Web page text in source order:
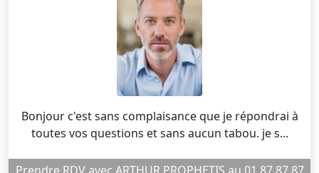
Bonjour c'est sans complaisance que je répondrai à
toutes vos questions et sans aucun tabou. je s...